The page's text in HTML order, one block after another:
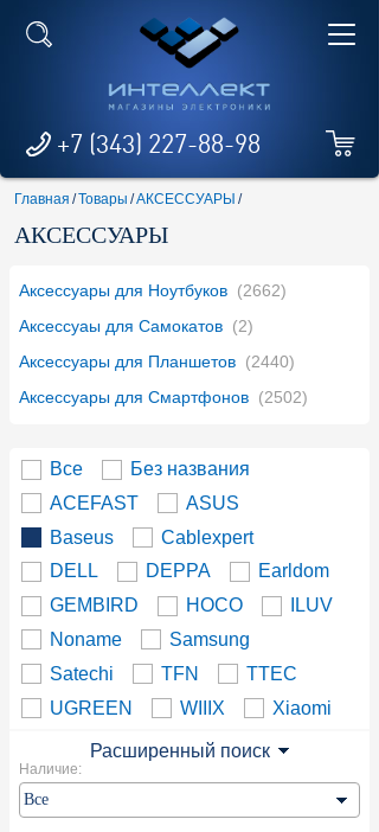
+7 (343) 227-88-98
Главная /Товары /АКСЕССУАРЫ /
АКСЕССУАРЫ
Аксессуары для Ноутбуков (2662)
Аксессуаы для Самокатов (2)
Аксессуары для Планшетов (2440)
Аксессуары для Смартфонов (2502)
Все
Без названия
ACEFAST
ASUS
Baseus
Cablexpert
DELL
DEPPA
Earldom
GEMBIRD
HOCO
ILUV
Noname
Samsung
Satechi
TFN
TTEC
UGREEN
WIIIX Xiaomi
Расширенный поиск
Наличие: